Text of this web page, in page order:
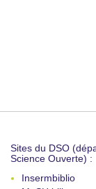
Sites du DSO
Science Ouverte) :
Insermbiblio